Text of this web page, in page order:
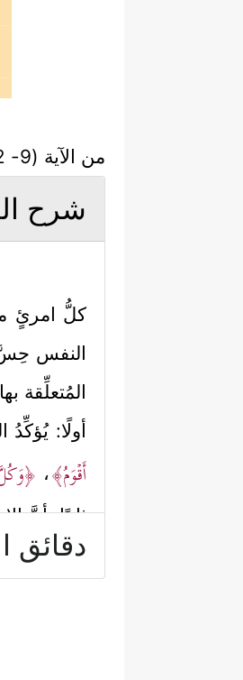
من الآية (9- 22)
شرح
كلُّ امرئٍ
النفس حِسَّ
المُتعلِّقة
أولًا:
أَقۡوَمُ﴾،
ثانيًا: أنَّ
كلَّ
دقائق